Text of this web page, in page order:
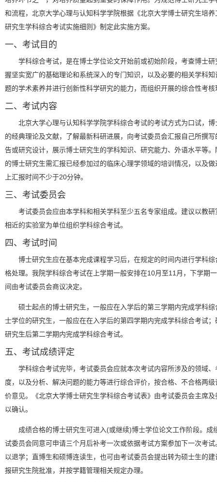
和流程，北京大学心理与认知科学学院根据《北京大学博士研究生培
研究生学科综合考试实施细则》制定此实施方案。
一、考试目的
学科综合考试，是在博士学位论文开始前或初始阶段，考查博士
握坚实宽广的基础理论和系统深入的专门知识，以及必要的相关学科
题的学术素养并进行创新性科学研究的能力，而组织开展的综合性考核
二、考试内容
北京大学心理与认知科学学院学科综合考试的考试方式为口试，
的经典理论及文献，了解最新科研进展，向考试委员会汇报自己所撰
告或研究设计，展示博士研究生的学科知识、研究能力、外语水平等
的博士研究生需汇报已经参加过的临床心理学领域的培训情况，以及
上汇报时间不少于20分钟。
三、考试委员会
考试委员会应由本学科和相关学科至少五名专家组成。建议以教
相近的实验室为单位组织学科综合考试。
四、考试时间
博士研究生应在基本完成课程学习后，在规定的时间内进行学科
格处理。我院学科综合考试在上学期一般安排在10月至11月，下学期
间由考试委员会商议决定。
硕士起点的博士研究生，一般应在入学后的第三学期内完成学科
士学位的研究生，一般应在在入学后的第四学期内完成学科综合考试
研究生后第二学期内完成学科综合考试。
五、考试成绩评定
学科综合考试完毕，考试委员会应就本次考试内容所涉及的领域
度，以及分析、解决问题的能力等进行综合评价，按合格、不合格两
价意见。《北京大学博士研究生学科综合考试表》由考试委员会主席
以确认。
成绩合格的博士研究生可进入(或继续)博士学位论文工作阶段。成
试委员会同意可申请三个月后补考一次或依据考试方案参加下一次考
以退学；直博生和硕博连读生，也可由考试委员会提出转为硕士生的
报研究生院批准，并按学籍管理相关规定办理。